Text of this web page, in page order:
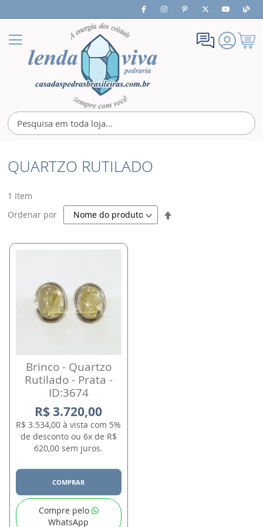
Nav
Meu
QUARTZO RUTILADO
1 Item
Ordenar por
Brinco - Quartzo
Rutilado - Prata -
ID:3674
R$ 3.720,00
R$ 3.534,00 à vista com 5%
de desconto ou 6x de R$
620,00 sem juros.
COMPRAR
Compre pelo
WhatsApp